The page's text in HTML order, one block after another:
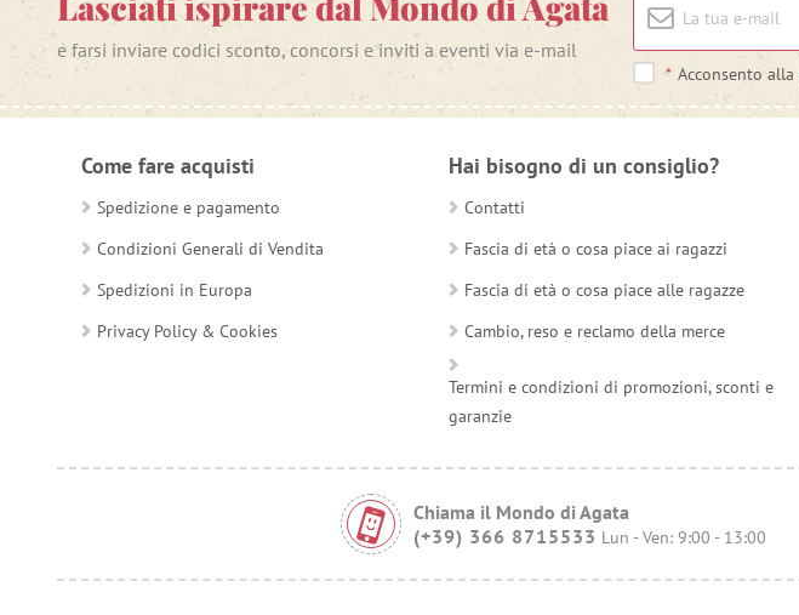
e farsi inviare codici sconto, concorsi e inviti a eventi via e-mail
* Acconsento alla
Come fare acquisti
Spedizione e pagamento
Condizioni Generali di Vendita
Spedizioni in Europa
Privacy Policy & Cookies
Hai bisogno di un consiglio?
Contatti
Fascia di età o cosa piace ai ragazzi
Fascia di età o cosa piace alle ragazze
Cambio, reso e reclamo della merce
Termini e condizioni di promozioni, sconti e
garanzie
Chiama il Mondo di Agata
(+39) 366 8715533 Lun - Ven: 9:00 - 13:00